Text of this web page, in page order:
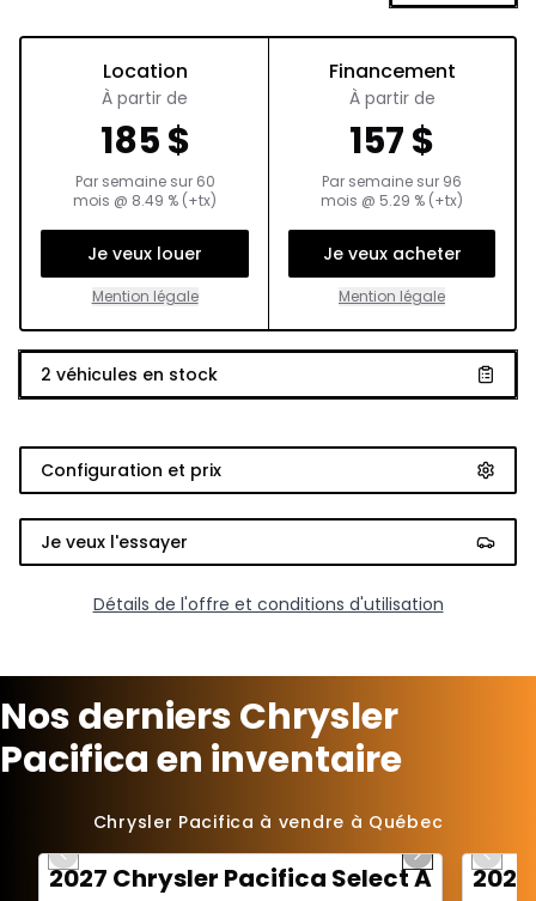
Location
À partir de
185$
Par semaine sur 60
mois @ 8.49 % (+tx)
Je veux louer
Mention légale
Financement
À partir de
157$
Par semaine sur 96
mois @ 5.29 % (+tx)
Je veux acheter
Mention légale
2 véhicules en stock
Configuration et prix
Je veux l'essayer
Détails de l'offre et conditions d'utilisation
Nos derniers Chrysler
Pacifica en inventaire
Chrysler Pacifica à vendre à Québec
1/15
Previous slide
Next slide
2027 Chrysler Pacifica Select AWD